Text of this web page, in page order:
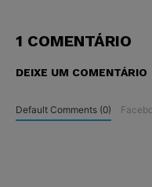
1 COMENTÁRIO
DEIXE UM COMENTÁRIO
Default Comments (0)